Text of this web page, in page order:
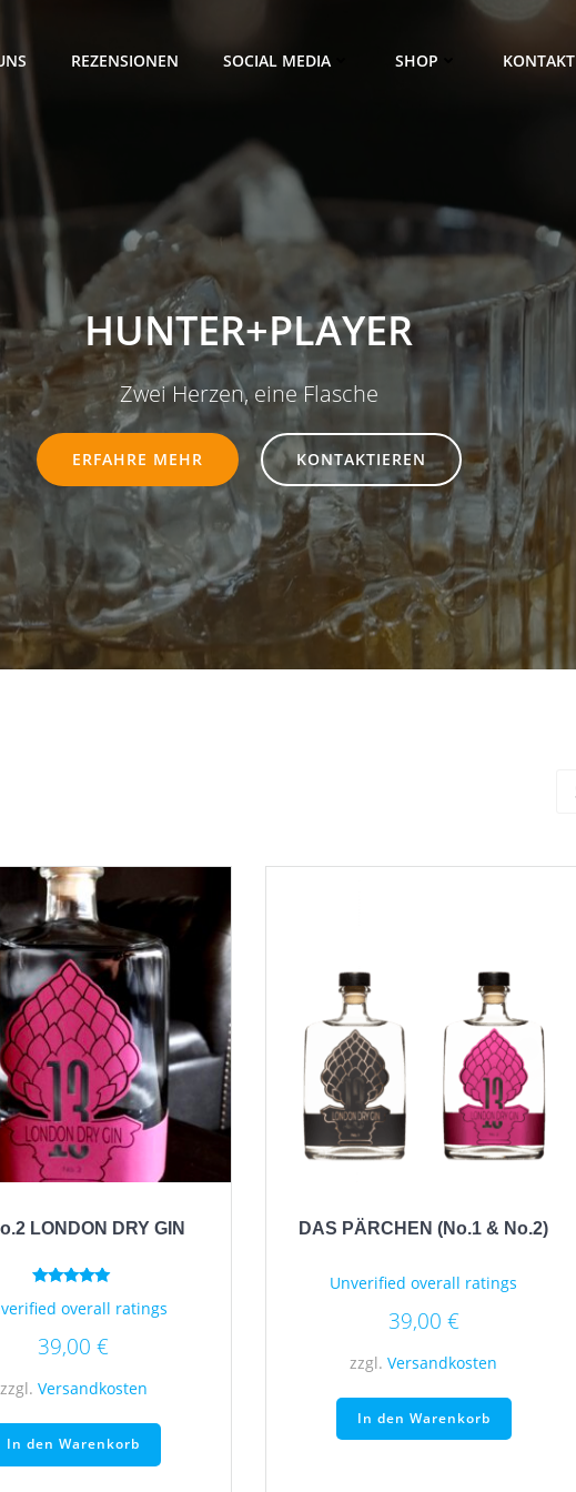
REZENSIONEN SOCIAL MEDIA SHOP KONTAKT
HUNTER+PLAYER
Zwei Herzen, eine Flasche
ERFAHRE MEHR KONTAKTIEREN
LONDON DRY GIN
5.00
overall ratings
39,00€
zzgl. Versandkosten
In den Warenkorb
DAS PÄRCHEN (No.1 & No.2)
Unverified overall ratings
39,00 €
zzgl.Versandkosten
In den Warenkorb